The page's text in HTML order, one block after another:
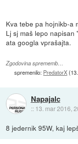
Kva tebe pa hojnikb-a
Lj sj maš lepo
ata googla vprašajta.
Zgodovina sprememb…
spremenilo: PredatorX(
Napajalc
:: 13. mar 2016,
8 jedernik 95W, kaj